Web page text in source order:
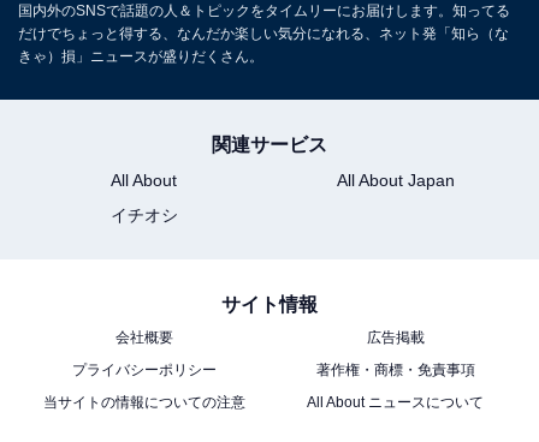
国内外のSNSで話題の人＆トピックをタイムリーにお届けします。知ってる
だけでちょっと得する、なんだか楽しい気分になれる、ネット発「知ら（な
きゃ）損」ニュースが盛りだくさん。
関連サービス
All About
All About Japan
イチオシ
サイト情報
会社概要
広告掲載
プライバシーポリシー
著作権・商標・免責事項
当サイトの情報についての注意
All About ニュースについて